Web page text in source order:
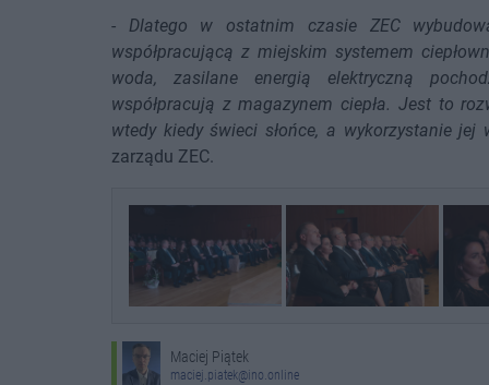
- Dlatego w ostatnim czasie ZEC
współpracującą z miejskim systemem
woda, zasilane energią elektryczną
współpracują z magazynem ciepła. Jest to
wtedy kiedy świeci słońce, a wykorzystanie
zarządu ZEC.
Maciej Piątek
maciej.piatek@ino.online